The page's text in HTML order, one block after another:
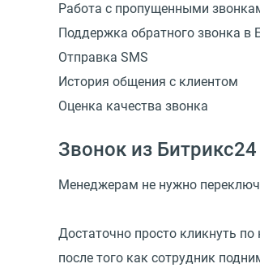
Работа с пропущенными
Поддержка обратного звонка в
Отправка SMS
История общения с клиентом
Оценка качества звонка
Звонок из
Менеджерам не нужно
Достаточно просто кликнуть
после того как сотрудник